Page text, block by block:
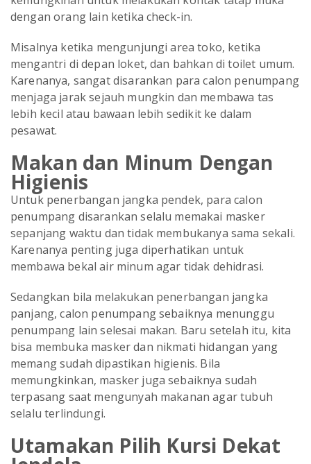
dengan orang lain ketika check-in.
Misalnya ketika mengunjungi area toko, ketika
mengantri di depan loket, dan bahkan di toilet umum.
Karenanya, sangat disarankan para calon penumpang
menjaga jarak sejauh mungkin dan membawa tas
lebih kecil atau bawaan lebih sedikit ke dalam
pesawat.
Makan dan Minum Dengan
Higienis
Untuk penerbangan jangka pendek, para calon
penumpang disarankan selalu memakai masker
sepanjang waktu dan tidak membukanya sama sekali.
Karenanya penting juga diperhatikan untuk
membawa bekal air minum agar tidak dehidrasi.
Sedangkan bila melakukan penerbangan jangka
panjang, calon penumpang sebaiknya menunggu
penumpang lain selesai makan. Baru setelah itu, kita
bisa membuka masker dan nikmati hidangan yang
memang sudah dipastikan higienis. Bila
memungkinkan, masker juga sebaiknya sudah
terpasang saat mengunyah makanan agar tubuh
selalu terlindungi.
Utamakan Pilih Kursi Dekat